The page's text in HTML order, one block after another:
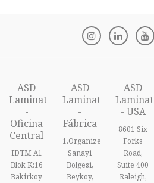
ASD
Laminat
-
Oficina
Central
IDTM A1
Blok K:16
Bakirkoy
ASD
Laminat
-
Fábrica
1.Organize
Sanayi
Bolgesi,
Beykoy,
ASD
Laminat
- USA
8601 Six
Forks
Road,
Suite 400
Raleigh,